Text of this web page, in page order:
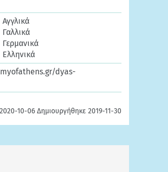
Αγγλικά
Γαλλικά
Γερμανικά
Ελληνικά
dyas-
10-06 Δημιουργήθηκε 2019-11-30